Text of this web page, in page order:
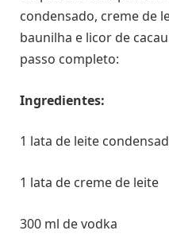
condensado, creme de
baunilha e licor de
passo completo:
Ingredientes:
1 lata de leite
1 lata de creme de leite
300 ml de vodka